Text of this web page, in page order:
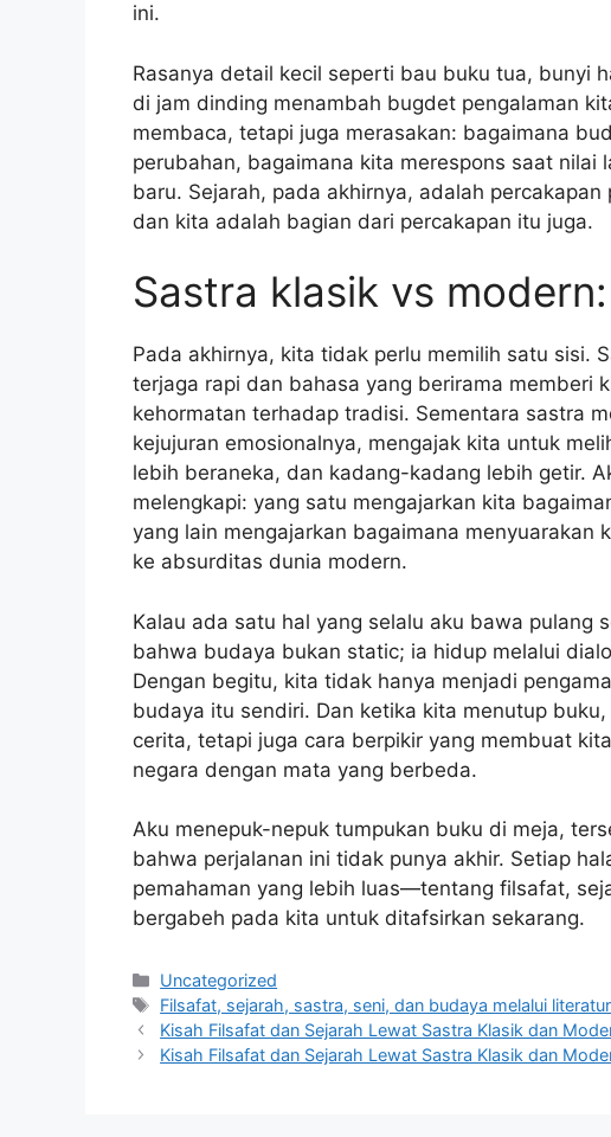
ini.
Rasanya detail kecil seperti bau buku tua, bunyi
di jam dinding menambah bugdet pengalaman
membaca, tetapi juga merasakan: bagaimana
perubahan, bagaimana kita merespons saat
baru. Sejarah, pada akhirnya, adalah
dan kita adalah bagian dari percakapan itu juga.
Sastra klasik vs
Pada akhirnya, kita tidak perlu memilih satu sisi.
terjaga rapi dan bahasa yang berirama memberi
kehormatan terhadap tradisi. Sementara sastra
kejujuran emosionalnya, mengajak kita untuk
lebih beraneka, dan kadang-kadang lebih getir.
melengkapi: yang satu mengajarkan kita
yang lain mengajarkan bagaimana
ke absurditas dunia modern.
Kalau ada satu hal yang selalu aku bawa pulang
bahwa budaya bukan static; ia hidup melalui
Dengan begitu, kita tidak hanya menjadi
budaya itu sendiri. Dan ketika kita menutup
cerita, tetapi juga cara berpikir yang membuat
negara dengan mata yang berbeda.
Aku menepuk-nepuk tumpukan buku di meja,
bahwa perjalanan ini tidak punya akhir. Setiap
pemahaman yang lebih luas—tentang filsafat,
bergabeh pada kita untuk ditafsirkan sekarang.
Categories
Uncategorized
Tags
Filsafat, sejarah, sastra, seni, dan budaya melalui
Kisah Filsafat dan Sejarah Lewat Sastra Klasik dan
Kisah Filsafat dan Sejarah Lewat Sastra Klasik dan